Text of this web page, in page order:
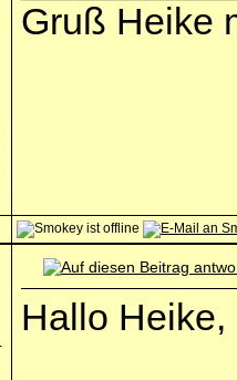
Gruß Heike
Hallo Heike,